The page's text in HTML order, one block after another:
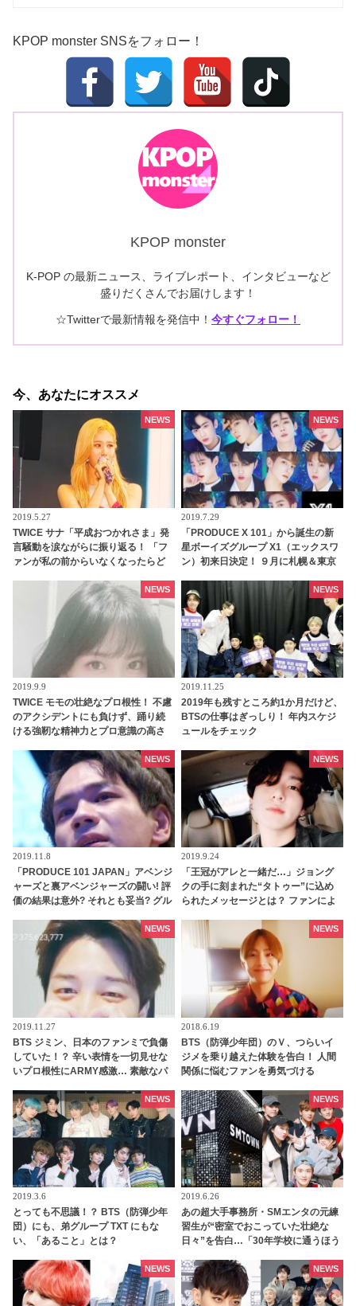
KPOP monster SNSをフォロー！
KPOP monster
K-POP の最新ニュース、ライブレポート、インタビューなど
盛りだくさんでお届けします！
☆Twitterで最新情報を発信中！ 今すぐフォロー！
今、あなたにオススメ
2019.5.27
TWICE サナ「平成おつかれさま」発
言騒動を涙ながらに振り返る！ 「フ
ァンが私の前からいなくなったらど
NEWS
2019.7.29
「PRODUCE X 101」から誕生の新
星ボーイズグループ X1（エックスワ
ン）初来日決定！ ９月に札幌＆東京
NEWS
2019.9.9
TWICE モモの壮絶なプロ根性！ 不慮
のアクシデントにも負けず、踊り続
ける強靭な精神力とプロ意識の高さ
NEWS
2019.11.25
2019年も残すところ約1か月だけど、
BTSの仕事はぎっしり！ 年内スケジ
ュールをチェック
NEWS
2019.11.8
「PRODUCE 101 JAPAN」アベンジ
ャーズと裏アベンジャーズの闘い! 評
価の結果は意外? それとも妥当? グル
る、ある特徴とは・・
NEWS
2019.9.24
「王冠がアレと一緒だ…」ジョング
クの手に刻まれた“タトゥー”に込め
られたメッセージとは？ ファンによ
NEWS
2019.11.27
BTS ジミン、日本のファンミで負傷
していた！？ 辛い表情を一切見せな
いプロ根性にARMY感激… 素敵なパ
は、まさにみんなのヒーロー
NEWS
2018.6.19
BTS（防弾少年団）のＶ、つらいイ
ジメを乗り越えた体験を告白！ 人間
関係に悩むファンを勇気づける
NEWS
2019.3.6
とっても不思議！？ BTS（防弾少年
団）にも、弟グループ TXT にもな
い、「あること」とは？
NEWS
2019.6.26
あの超大手事務所・SMエンタの元練
習生が“密室でおこっていた壮絶な
日々”を告白…「30年学校に通うほう
NEWS
NEWS NEWS